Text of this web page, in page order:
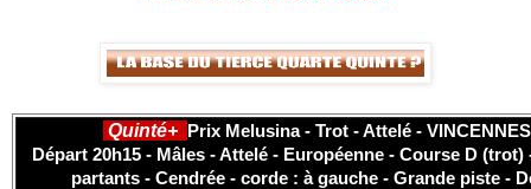
Quinté+ Prix Melusina - Trot - Attelé -
Départ 20h15 - Mâles - Attelé - Européenne - Course D (trot)
partants - Cendrée - corde : à gauche - Grande piste -